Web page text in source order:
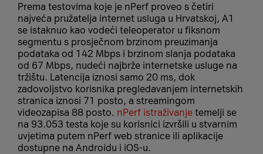
Prema testovima koje je nPerf proveo s četiri
najveća pružatelja internet usluga u Hrvatskoj, A1
se istaknuo kao vodeći teleoperator u fiksnom
segmentu s prosječnom brzinom preuzimanja
podataka od 142 Mbps i brzinom slanja podataka
od 67 Mbps, nudeći najbrže internetske usluge na
tržištu. Latencija iznosi samo 20 ms, dok
zadovoljstvo korisnika pregledavanjem internetskih
stranica iznosi 71 posto, a streamingom
videozapisa 88 posto. nPerf istraživanje temelji se
na 93.053 testa koje su korisnici izvršili u stvarnim
uvjetima putem nPerf web stranice ili aplikacije
dostupne na Androidu i iOS-u.